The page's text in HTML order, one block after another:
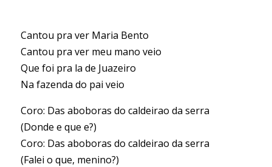
Cantou pra ver Maria Bento
Cantou pra ver meu mano veio
Que foi pra la de Juazeiro
Na fazenda do pai veio
Coro: Das aboboras do caldeirao da serra
(Donde e que e?)
Coro: Das aboboras do caldeirao da serra
(Falei o que, menino?)